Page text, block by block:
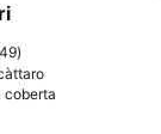
favoritos
coberta